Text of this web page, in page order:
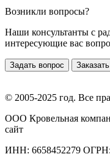
Возникли вопросы?
Наши консультанты с
интересующие вас
Задать вопрос
© 2005-2025 год. Все
ООО Кровельная
сайт
ИНН: 6658452279 ОГРН: